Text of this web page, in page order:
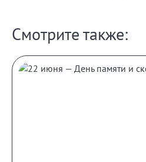
Смотрите также: